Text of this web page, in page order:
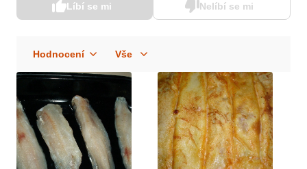
Líbí se mi Nelíbí se mi